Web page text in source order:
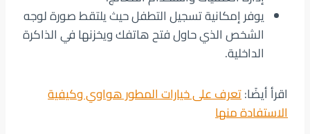
يوفر إمكانية تسجيل التطفل حيث يلتقط صورة لوجه
الشخص الذي حاول فتح هاتفك ويخزنها في الذاكرة
الداخلية.
اقرأ أيضًا:تعرف على خيارات المطور هواوي وكيفية
الاستفادة منها